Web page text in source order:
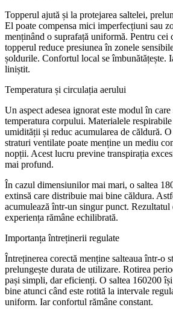
Topperul ajută și la protejarea saltelei,
El poate compensa mici imperfecțiuni sau
menținând o suprafață uniformă. Pentru cei
topperul reduce presiunea în zonele
șoldurile. Confortul local se îmbunătățește.
liniștit.
Temperatura și circulația aerului
Un aspect adesea ignorat este modul în care
temperatura corpului. Materialele
umidității și reduc acumularea de căldură.
straturi ventilate poate menține un mediu
nopții. Acest lucru previne transpirația
mai profund.
În cazul dimensiunilor mai mari, o saltea
extinsă care distribuie mai bine căldura.
acumulează într-un singur punct.
experiența rămâne echilibrată.
Importanța întreținerii regulate
Întreținerea corectă menține salteaua într-o
prelungește durata de utilizare. Rotirea
pași simpli, dar eficienți. O saltea 160200
bine atunci când este rotită la intervale
uniform. Iar confortul rămâne constant.